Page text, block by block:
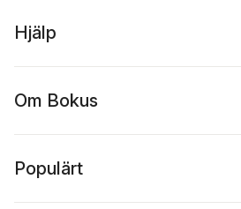
Hjälp
Om Bokus
Populärt